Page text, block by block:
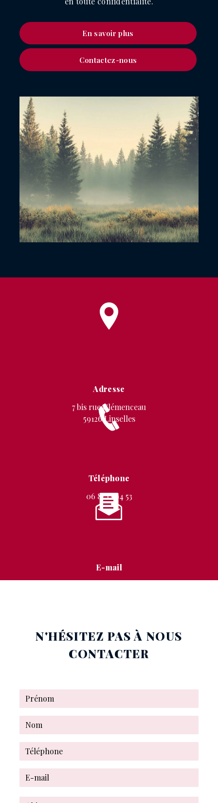
En savoir plus
Contactez-nous
Adresse
7 bis rue Clémenceau
59126 Linselles
Téléphone
06 87 12 94 53
E-mail
N'HÉSITEZ PAS À NOUS
CONTACTER